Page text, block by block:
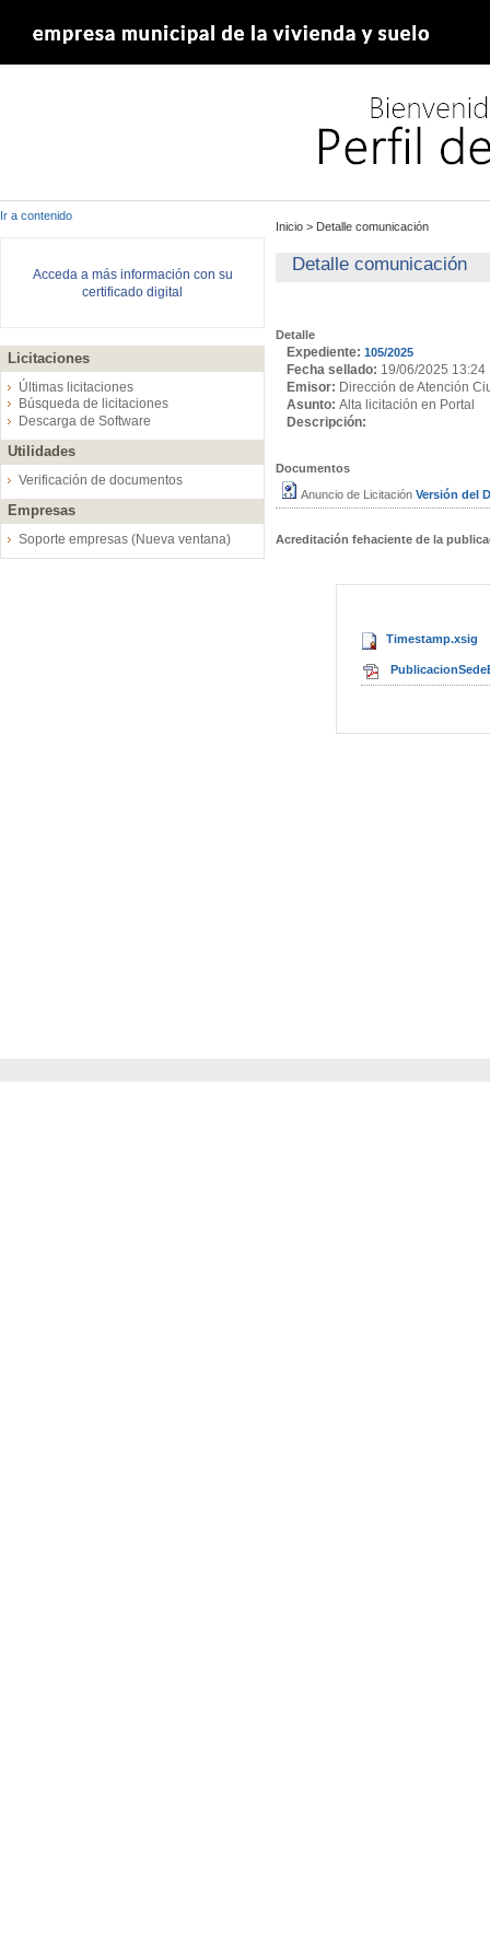
Ir a contenido
Acceda a más información con su
certificado digital
Licitaciones
Últimas licitaciones
Búsqueda de licitaciones
Descarga de Software
Utilidades
Verificación de documentos
Empresas
Soporte empresas (Nueva ventana)
Inicio > Detalle comunicación
Detalle comunicación
Detalle
Expediente: 105/2025
Fecha sellado: 19/06/2025 13:24
Emisor: Dirección de Atención
Asunto: Alta licitación en Portal
Descripción:
Documentos
Anuncio de Licitación Versión del
Acreditación fehaciente de la
Timestamp.xsig